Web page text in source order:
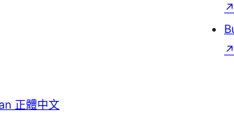
↗
↗
正體中文